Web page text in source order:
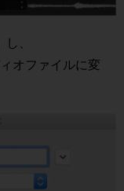
、
オファイルに変